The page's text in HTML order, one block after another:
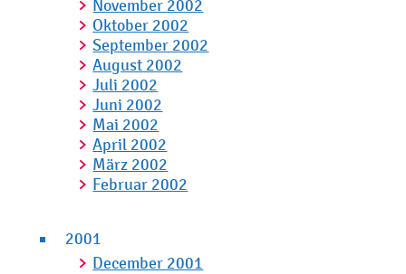
November 2002
Oktober 2002
September 2002
August 2002
Juli 2002
Juni 2002
Mai 2002
April 2002
März 2002
Februar 2002
2001
December 2001